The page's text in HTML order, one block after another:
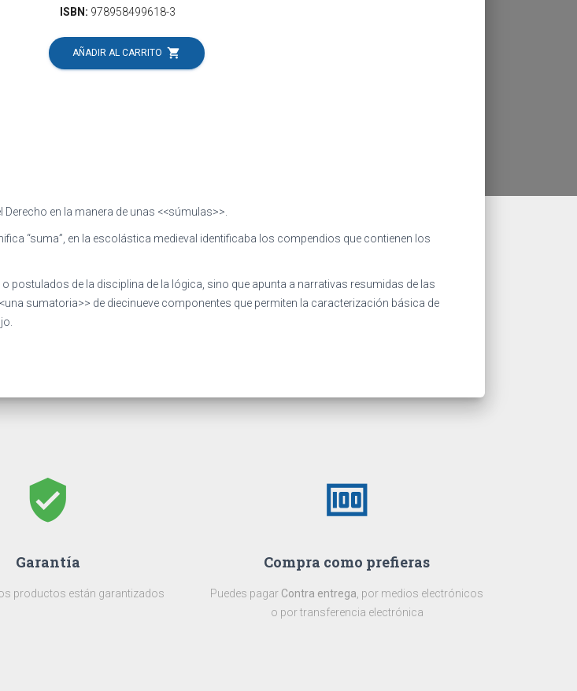
ISBN: 978958499618-3
AÑADIR AL CARRITO shopping_cart
en la manera de unas <<súmulas>>.
“suma”, en la escolástica medieval identificaba los compendios que contienen los
postulados de la disciplina de la lógica, sino que apunta a narrativas resumidas de las
sumatoria>> de diecinueve componentes que permiten la caracterización básica de
verified_user
Garantía
productos están garantizados
money
Compra como prefieras
Puedes pagar Contra entrega , por medios electrónicos
o por transferencia electrónica